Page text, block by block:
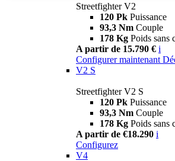
Streetfighter V2
120 Pk Puissance
93,3 Nm Couple
178 Kg Poids sans
A partir de 15.790 € i
Configurer maintenant
V2 S
Streetfighter V2 S
120 Pk Puissance
93,3 Nm Couple
178 Kg Poids sans
A partir de €18.290 i
Configurez
V4